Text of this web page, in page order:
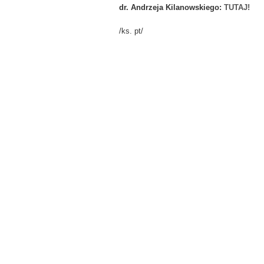
dr. Andrzeja Kilanowskiego: TUTAJ!
/ks. pt/